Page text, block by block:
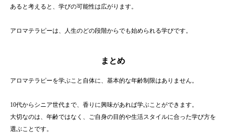
あると考えると、学びの可能性は広がります。
アロマテラピーは、人生のどの段階からでも始められる学びです。
まとめ
アロマテラピーを学ぶこと自体に、基本的な年齢制限はありません。
10代からシニア世代まで、香りに興味があれば学ぶことができます。
大切なのは、年齢ではなく、ご自身の目的や生活スタイルに合った学び方を
選ぶことです。